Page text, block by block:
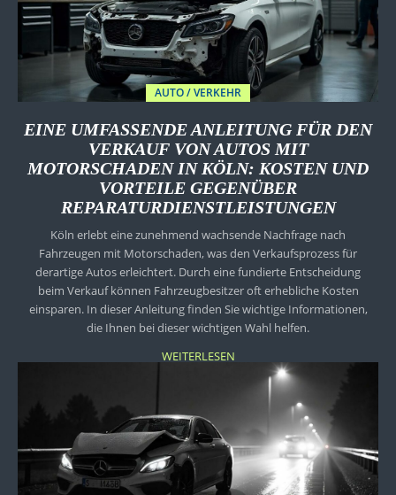
AUTO / VERKEHR
EINE UMFASSENDE ANLEITUNG FÜR DEN
VERKAUF VON AUTOS MIT
MOTORSCHADEN IN KÖLN: KOSTEN UND
VORTEILE GEGENÜBER
REPARATURDIENSTLEISTUNGEN
Köln erlebt eine zunehmend wachsende Nachfrage nach
Fahrzeugen mit Motorschaden, was den Verkaufsprozess für
derartige Autos erleichtert. Durch eine fundierte Entscheidung
beim Verkauf können Fahrzeugbesitzer oft erhebliche Kosten
einsparen. In dieser Anleitung finden Sie wichtige Informationen,
die Ihnen bei dieser wichtigen Wahl helfen.
WEITERLESEN